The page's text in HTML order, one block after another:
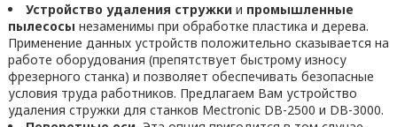
Устройство удаления стружкии промышленные
пылесосы незаменимы при обработке пластика и дерева.
Применение данных устройств положительно сказывается на
работе оборудования (препятствует быстрому износу
фрезерного станка) и позволяет обеспечивать безопасные
условия труда работников. Предлагаем Вам устройство
удаления стружки для станков Mectronic DB-2500 и DB-3000.